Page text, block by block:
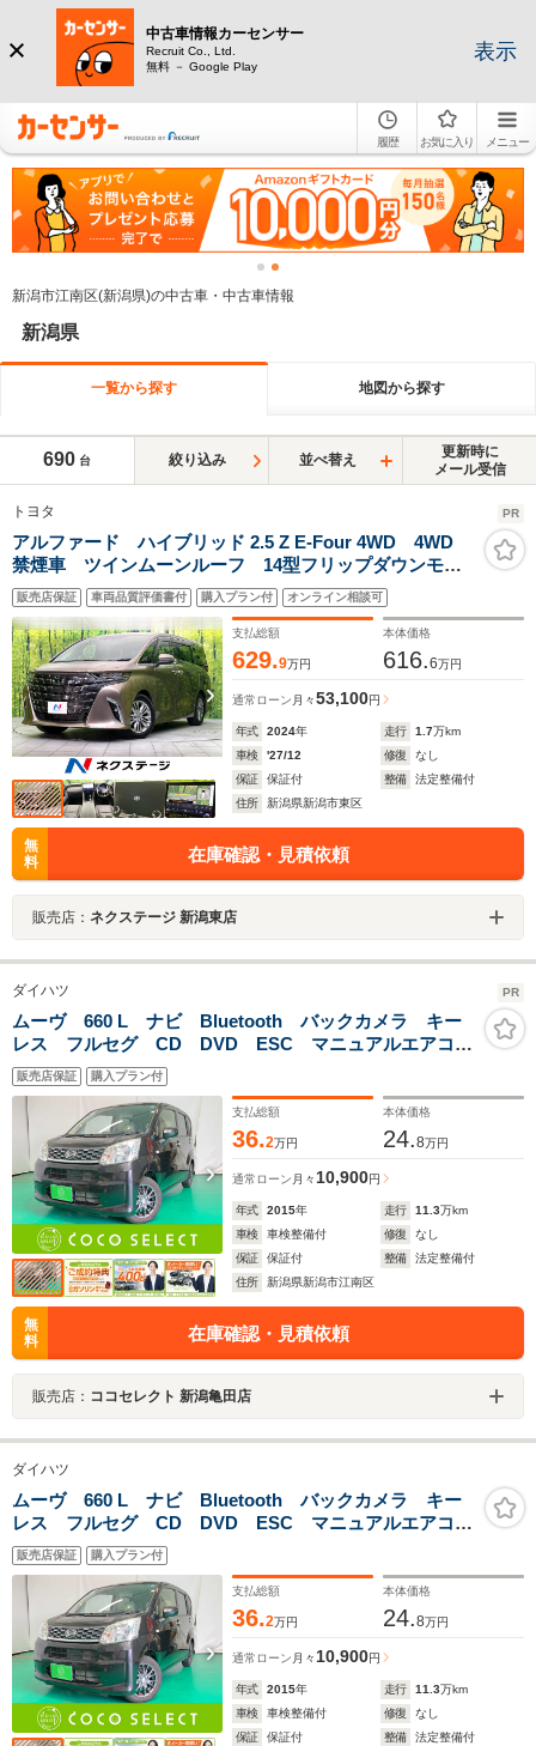
中古車情報カーセンサー
Recruit Co., Ltd.
無料 － Google Play
表示
履歴 お気に入り メニュー
新潟市江南区(新潟県)の中古車・中古車情報
新潟県
一覧から探す 地図から探す
690 台 絞り込み 並べ替え
更新時に
メール受信
トヨタ PR
アルファード ハイブリッド 2.5 Z E-Four 4WD 4WD
禁煙車 ツインムーンルーフ 14型フリップダウンモニ
ター 純正14型ナビ Bluetooth再生 全周囲カメラ 両
側電動スライド 電動リアゲート レザーシート 前中
列シートエアコン ETC
販売店保証 車両品質評価書付 購入プラン付 オンライン相談可
支払総額
629.9万円
本体価格
616.6万円
通常ローン 月々53,100円
年式 2024年 走行 1.7万km
車検
'27/12 修復
なし
保証
保証付 整備
法定整備付
住所
新潟県新潟市東区
無
料
在庫確認・見積依頼
販売店： ネクステージ 新潟東店
ダイハツ PR
ムーヴ 660 L ナビ Bluetooth バックカメラ キー
レス フルセグ CD DVD ESC マニュアルエアコ
ン 電動格納ミラー アイドリングストップ
販売店保証 購入プラン付
支払総額
36.2万円
本体価格
24.8万円
通常ローン 月々10,900円
年式 2015年 走行 11.3万km
車検
車検整備付 修復
なし
保証
保証付 整備
法定整備付
住所
新潟県新潟市江南区
無
料
在庫確認・見積依頼
販売店： ココセレクト 新潟亀田店
ダイハツ
ムーヴ 660 L ナビ Bluetooth バックカメラ キー
レス フルセグ CD DVD ESC マニュアルエアコ
ン 電動格納ミラー アイドリングストップ
販売店保証 購入プラン付
支払総額
36.2万円
本体価格
24.8万円
通常ローン 月々 10,900円
年式 2015年 走行 11.3万km
車検
車検整備付 修復
なし
保証
保証付 整備
法定整備付